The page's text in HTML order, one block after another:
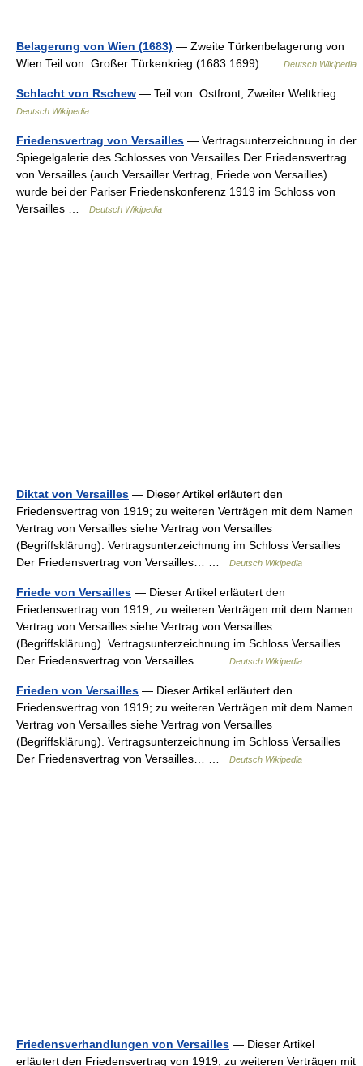
Belagerung von Wien (1683) — Zweite Türkenbelagerung von
Wien Teil von: Großer Türkenkrieg (1683 1699) …
Deutsch Wikipedia
Schlacht von Rschew — Teil von: Ostfront, Zweiter Weltkrieg …
Deutsch Wikipedia
Friedensvertrag von Versailles — Vertragsunterzeichnung in der
Spiegelgalerie des Schlosses von Versailles Der Friedensvertrag
von Versailles (auch Versailler Vertrag, Friede von Versailles)
wurde bei der Pariser Friedenskonferenz 1919 im Schloss von
Versailles …
Deutsch Wikipedia
Diktat von Versailles — Dieser Artikel erläutert den
Friedensvertrag von 1919; zu weiteren Verträgen mit dem Namen
Vertrag von Versailles siehe Vertrag von Versailles
(Begriffsklärung). Vertragsunterzeichnung im Schloss Versailles
Der Friedensvertrag von Versailles… …
Deutsch Wikipedia
Friede von Versailles — Dieser Artikel erläutert den
Friedensvertrag von 1919; zu weiteren Verträgen mit dem Namen
Vertrag von Versailles siehe Vertrag von Versailles
(Begriffsklärung). Vertragsunterzeichnung im Schloss Versailles
Der Friedensvertrag von Versailles… …
Deutsch Wikipedia
Frieden von Versailles — Dieser Artikel erläutert den
Friedensvertrag von 1919; zu weiteren Verträgen mit dem Namen
Vertrag von Versailles siehe Vertrag von Versailles
(Begriffsklärung). Vertragsunterzeichnung im Schloss Versailles
Der Friedensvertrag von Versailles… …
Deutsch Wikipedia
Friedensverhandlungen von Versailles — Dieser Artikel
erläutert den Friedensvertrag von 1919; zu weiteren Verträgen mit